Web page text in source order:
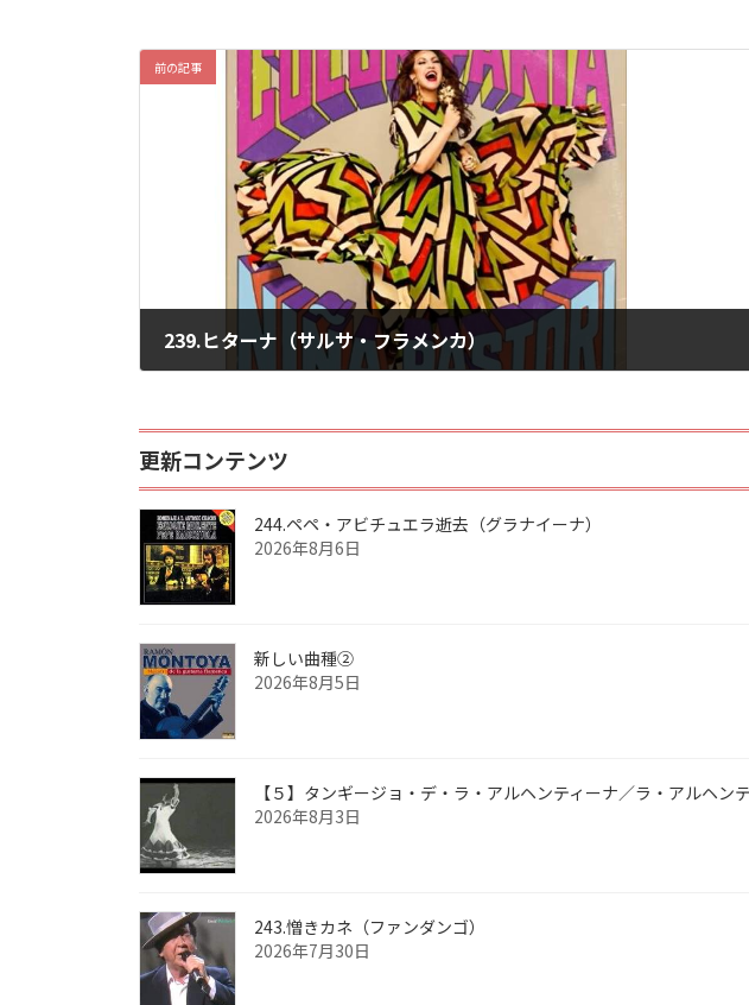
前の記事
239.ヒターナ（サルサ・フラメンカ）
更新コンテンツ
244.ペペ・アビチュエラ逝去（グラナイーナ）
2026年8月6日
新しい曲種②
2026年8月5日
【５】タンギージョ・デ・ラ・アルヘンティーナ／ラ・アルヘン
2026年8月3日
243.憎きカネ（ファンダンゴ）
2026年7月30日